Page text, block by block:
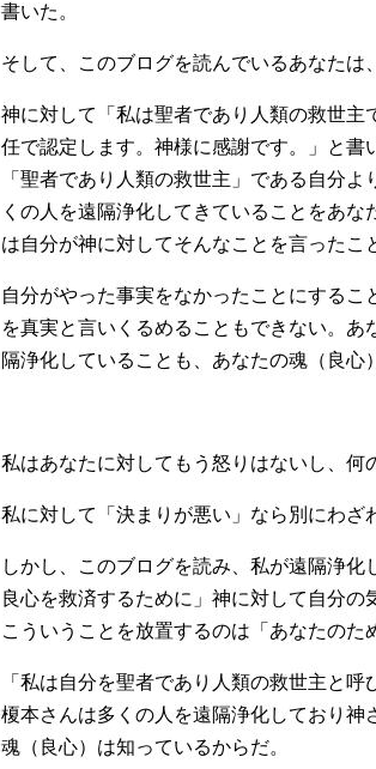
書いた。
そして、このブログを読んでいるあなた
神に対して「私は聖者であり人類の救世
任で認定します。神様に感謝です。」と書
「聖者であり人類の救世主」である自分
くの人を遠隔浄化してきていることをあ
は自分が神に対してそんなことを言ったこ
自分がやった事実をなかったことにする
を真実と言いくるめることもできない。
隔浄化していることも、あなたの魂（良心
私はあなたに対してもう怒りはないし、何
私に対して「決まりが悪い」なら別にわざ
しかし、このブログを読み、私が遠隔浄
良心を救済するために」神に対して自分
こういうことを放置するのは「あなたのた
「私は自分を聖者であり人類の救世主と
榎本さんは多くの人を遠隔浄化しており
魂（良心）は知っているからだ。